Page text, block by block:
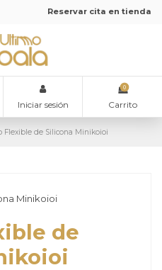
Reservar cita en tienda
Iniciar sesión
0
Carrito
Flexible de Silicona Minikoioi
de